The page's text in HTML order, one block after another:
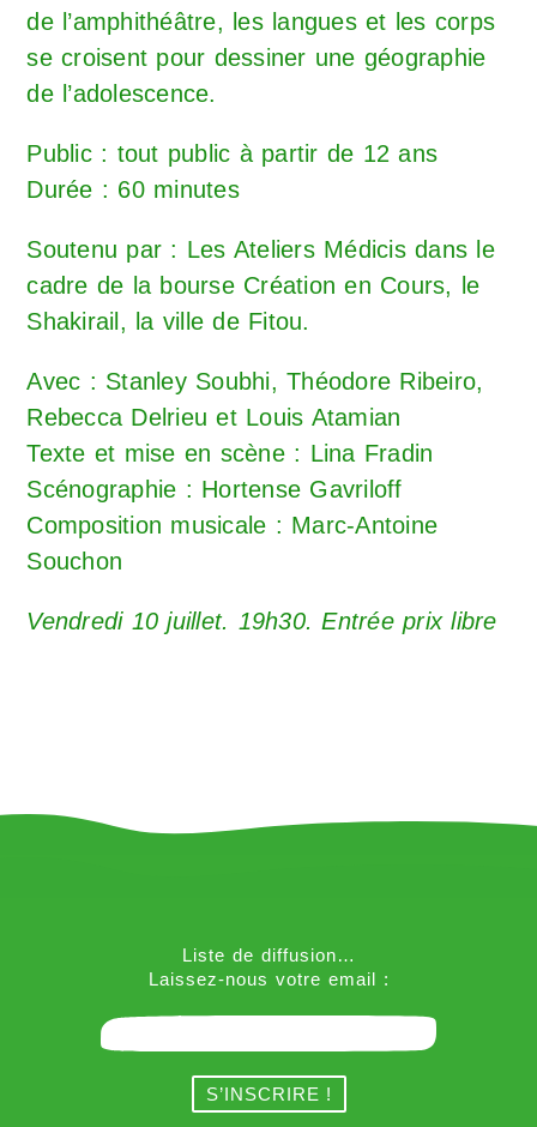
de l’amphithéâtre, les langues et les corps
se croisent pour dessiner une géographie
de l’adolescence.
Public : tout public à partir de 12 ans
Durée : 60 minutes
Soutenu par : Les Ateliers Médicis dans le
cadre de la bourse Création en Cours, le
Shakirail, la ville de Fitou.
Avec : Stanley Soubhi, Théodore Ribeiro,
Rebecca Delrieu et Louis Atamian
Texte et mise en scène : Lina Fradin
Scénographie : Hortense Gavriloff
Composition musicale : Marc-Antoine
Souchon
Vendredi 10 juillet. 19h30. Entrée prix libre
Liste de diffusion…
Laissez-nous votre email :